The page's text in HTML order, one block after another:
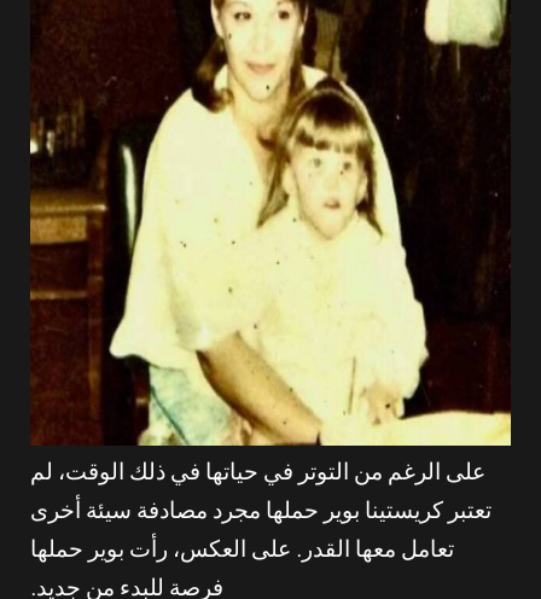
على الرغم من التوتر في حياتها في ذلك الوقت، لم
تعتبر كريستينا بوير حملها مجرد مصادفة سيئة أخرى
تعامل معها القدر. على العكس، رأت بوير حملها
فرصة للبدء من جديد.